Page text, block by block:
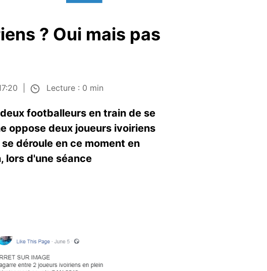
? Oui mais pas
Lecture : 0 min
footballeurs en train de se
oppose deux joueurs ivoiriens
déroule en ce moment en
lors d'une séance